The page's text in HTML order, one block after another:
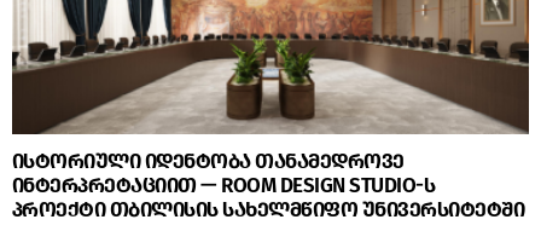
ისტორიული იდენტობა თანამედროვე
ინტერპრეტაციით — ROOM DESIGN STUDIO-ს
პროექტი თბილისის სახელმწიფო უნივერსიტეტში